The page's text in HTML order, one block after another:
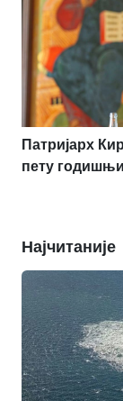
Патријарх
пету
Најчитаније